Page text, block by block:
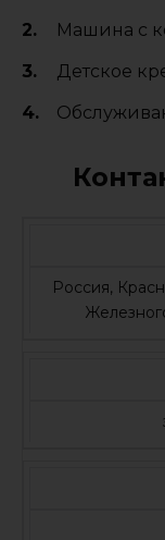
Машина с
Детское
Россия,